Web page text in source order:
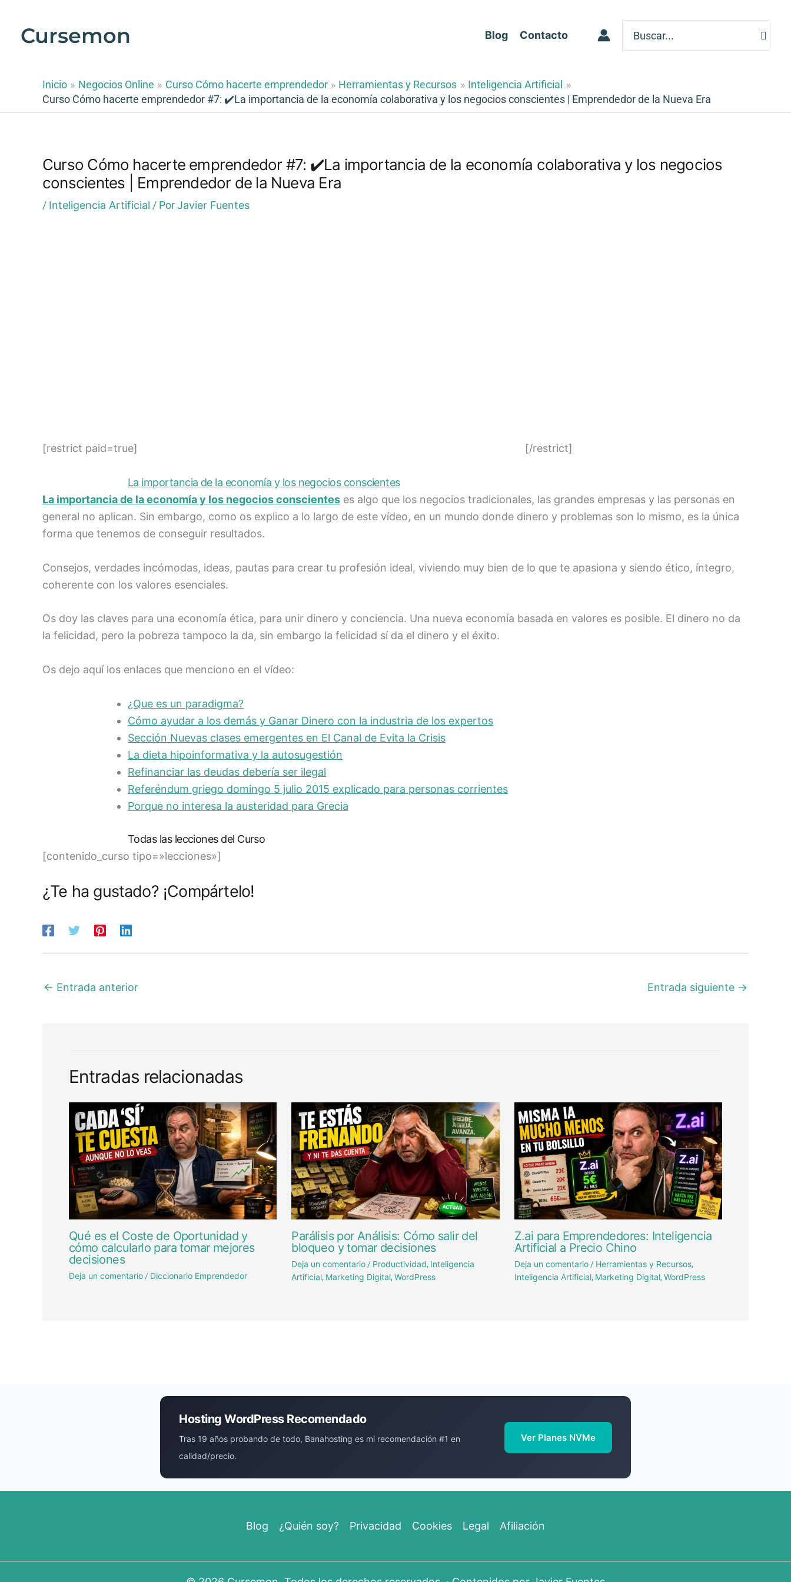
contenido
Cursemon Blog Contacto
for:
Inicio Negocios Online Curso Cómo hacerte emprendedor Herramientas y Recursos
Inteligencia Artificial
Curso Cómo hacerte emprendedor #7: ✔️La importancia de la economía colaborativa y los negocios conscientes | Emprendedor de la Nueva Era
Curso Cómo hacerte emprendedor #7: ✔️La importancia de la economía colaborativa y los negocios
conscientes | Emprendedor de la Nueva Era
/ Inteligencia Artificial / PorJavier Fuentes
[restrict paid=true] [/restrict]
La importancia de la economía y los negocios conscientes
La importancia de la economía y los negocios conscientes es algo que los negocios tradicionales, las grandes empresas y las personas en
general no aplican. Sin embargo, como os explico a lo largo de este vídeo, en un mundo donde dinero y problemas son lo mismo, es la única
forma que tenemos de conseguir resultados.
Consejos, verdades incómodas, ideas, pautas para crear tu profesión ideal, viviendo muy bien de lo que te apasiona y siendo ético, íntegro,
coherente con los valores esenciales.
Os doy las claves para una economía ética, para unir dinero y conciencia. Una nueva economía basada en valores es posible. El dinero no da
la felicidad, pero la pobreza tampoco la da, sin embargo la felicidad sí da el dinero y el éxito.
Os dejo aquí los enlaces que menciono en el vídeo:
¿Que es un paradigma?
Cómo ayudar a los demás y Ganar Dinero con la industria de los expertos
Sección Nuevas clases emergentes en El Canal de Evita la Crisis
La dieta hipoinformativa y la autosugestión
Refinanciar las deudas debería ser ilegal
Referéndum griego domingo 5 julio 2015 explicado para personas corrientes
Porque no interesa la austeridad para Grecia
Todas las lecciones del Curso
[contenido_curso tipo=»lecciones»]
¿Te ha gustado? ¡Compártelo!
← Entrada anterior Entrada siguiente →
Entradas relacionadas
Qué es el Coste de Oportunidad y
cómo calcularlo para tomar mejores
decisiones
Deja un comentario/ Diccionario Emprendedor
Parálisis por Análisis: Cómo salir del
bloqueo y tomar decisiones
Deja un comentario / Productividad, Inteligencia
Artificial, Marketing Digital,WordPress
Z.ai para Emprendedores: Inteligencia
Artificial a Precio Chino
Deja un comentario / Herramientas y Recursos,
Inteligencia Artificial, Marketing Digital, WordPress
Hosting WordPress Recomendado
Tras 19 años probando de todo, Banahosting es mi recomendación #1 en
calidad/precio.
Ver Planes NVMe
Blog ¿Quién soy? Privacidad Cookies Legal Afiliación